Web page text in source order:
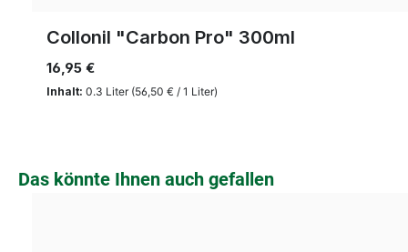
Collonil "Carbon Pro" 300ml
Inhalt: 0.3 Liter (56,50 € / 1 Liter)
16,95 €
Produktgalerie überspringen
Das könnte Ihnen auch gefallen